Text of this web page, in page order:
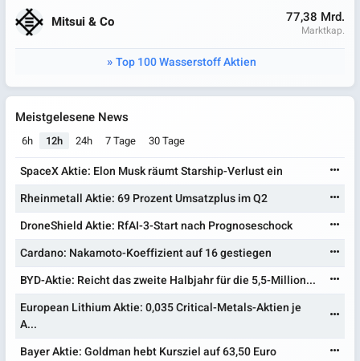
Mitsui & Co 77,38 Mrd.
Marktkap.
Top 100 Wasserstoff Aktien
Meistgelesene News
6h 12h 24h 7 Tage 30 Tage
SpaceX Aktie: Elon Musk räumt Starship-Verlust ein
Rheinmetall Aktie: 69 Prozent Umsatzplus im Q2
DroneShield Aktie: RfAI-3-Start nach Prognoseschock
Cardano: Nakamoto-Koeffizient auf 16 gestiegen
BYD-Aktie: Reicht das zweite Halbjahr für die 5,5-Million...
European Lithium Aktie: 0,035 Critical-Metals-Aktien je
A...
Bayer Aktie: Goldman hebt Kursziel auf 63,50 Euro